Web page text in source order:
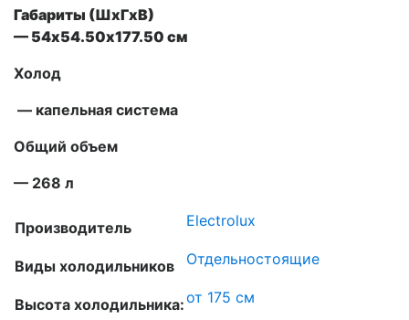
Габариты (ШxГxВ)
— 54х54.50х177.50 см
Холод
— капельная система
Общий объем
— 268 л
Производитель Electrolux
Виды холодильников Отдельностоящие
Высота холодильника:от 175 см